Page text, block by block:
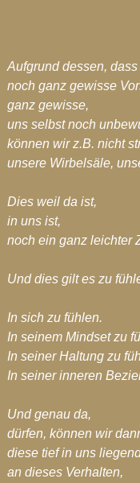
Aufgrund dessen,
noch ganz gewisse
ganz gewisse,
uns selbst noch
können wir z.B. nicht
unsere Wirbelsäle,
Dies weil da ist,
in uns ist,
noch ein ganz leichter
Und dies gilt es zu
In sich zu fühlen.
In seinem Mindset zu
In seiner Haltung zu
In seiner inneren
Und genau da,
dürfen, können wir
diese tief in uns
an dieses Verhalten,